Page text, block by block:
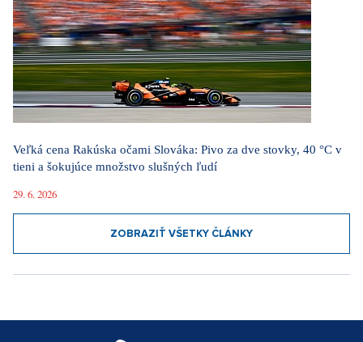
Veľká cena Rakúska očami Slováka: Pivo za dve stovky, 40 °C v
tieni a šokujúce množstvo slušných ľudí
29. 6. 2026
ZOBRAZIŤ VŠETKY ČLÁNKY